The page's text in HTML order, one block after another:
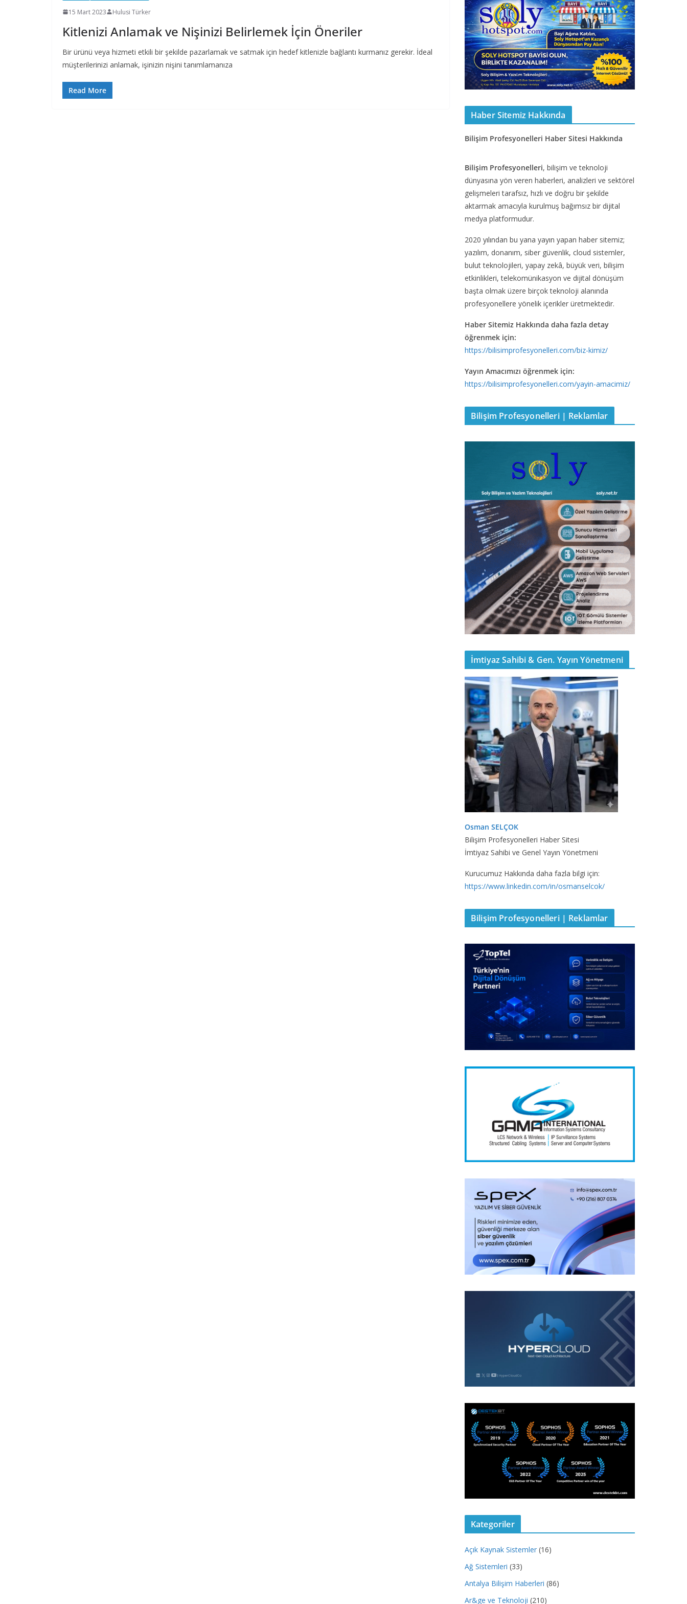
15 Mart 2023 Hulusi Türker
Kitlenizi Anlamak ve Nişinizi Belirlemek İçin Öneriler
Bir ürünü veya hizmeti etkili bir şekilde pazarlamak ve satmak için hedef kitlenizle bağlantı kurmanız gerekir. İdeal
müşterilerinizi anlamak, işinizin nişini tanımlamanıza
Read More
Haber Sitemiz Hakkında
Bilişim Profesyonelleri Haber Sitesi Hakkında
Bilişim Profesyonelleri, bilişim ve teknoloji
dünyasına yön veren haberleri, analizleri ve sektörel
gelişmeleri tarafsız, hızlı ve doğru bir şekilde
aktarmak amacıyla kurulmuş bağımsız bir dijital
medya platformudur.
2020 yılından bu yana yayın yapan haber sitemiz;
yazılım, donanım, siber güvenlik, cloud sistemler,
bulut teknolojileri, yapay zekâ, büyük veri, bilişim
etkinlikleri, telekomünikasyon ve dijital dönüşüm
başta olmak üzere birçok teknoloji alanında
profesyonellere yönelik içerikler üretmektedir.
Haber Sitemiz Hakkında daha fazla detay
öğrenmek için:
https://bilisimprofesyonelleri.com/biz-kimiz/
Yayın Amacımızı öğrenmek için:
https://bilisimprofesyonelleri.com/yayin-amacimiz/
Bilişim Profesyonelleri | Reklamlar
İmtiyaz Sahibi & Gen. Yayın Yönetmeni
Osman SELÇOK
Bilişim Profesyonelleri Haber Sitesi
İmtiyaz Sahibi ve Genel Yayın Yönetmeni
Kurucumuz Hakkında daha fazla bilgi için:
https://www.linkedin.com/in/osmanselcok/
Bilişim Profesyonelleri | Reklamlar
Kategoriler
Açık Kaynak Sistemler (16)
Ağ Sistemleri (33)
Antalya Bilişim Haberleri (86)
Ar&ge ve Teknoloji (210)